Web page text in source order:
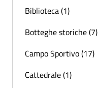
Biblioteca (1)
Botteghe storiche (7)
Campo Sportivo (17)
Cattedrale (1)